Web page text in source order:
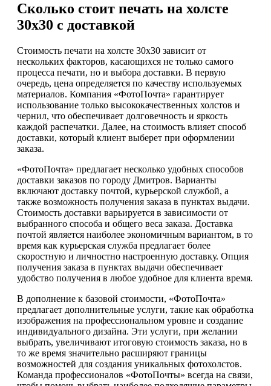
Сколько стоит печать на холсте
30х30 с доставкой
Стоимость печати на холсте 30х30 зависит от
нескольких факторов, касающихся не только самого
процесса печати, но и выбора доставки. В первую
очередь, цена определяется по качеству используемых
материалов. Компания «ФотоПочта» гарантирует
использование только высококачественных холстов и
чернил, что обеспечивает долговечность и яркость
каждой распечатки. Далее, на стоимость влияет способ
доставки, который клиент выберет при оформлении
заказа.
«ФотоПочта» предлагает несколько удобных способов
доставки заказов по городу Дмитров. Варианты
включают доставку почтой, курьерской службой, а
также возможность получения заказа в пунктах выдачи.
Стоимость доставки варьируется в зависимости от
выбранного способа и общего веса заказа. Доставка
почтой является наиболее экономичным вариантом, в то
время как курьерская служба предлагает более
скоростную и личностно настроенную доставку. Опция
получения заказа в пунктах выдачи обеспечивает
удобство получения в любое удобное для клиента время.
В дополнение к базовой стоимости, «ФотоПочта»
предлагает дополнительные услуги, такие как обработка
изображения на профессиональном уровне и создание
индивидуального дизайна. Эти услуги, при желании
выбрать, увеличивают итоговую стоимость заказа, но в
то же время значительно расширяют границы
возможностей для создания уникальных фотохолстов.
Команда профессионалов «ФотоПочты» всегда на связи,